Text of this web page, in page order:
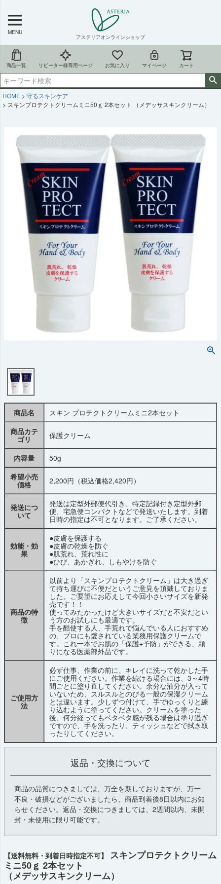
MENU
アステリアオンラインショップ
商品一覧 リピーター様専用ページ お気に入り マイページ カート
HOME
守るスキンケア
スキンプロテクトクリームミニ50ｇ 2本セット （メデッサスキンクリーム）
商品名
スキン プロテクトクリームミニ2本セット
商品カテ
ゴリ
保護クリーム
内容量
50g
希望小売
価格
2,200円（税込価格2,420円）
発送につ
いて
発送は定型外郵便代引き、特定記録付き定型外郵
便、宅急便コンパクトなどで発送いたします。到着
日時の指定は不可となります。ご了承ください。
効能・効
果
●皮膚を保護する
●皮膚の乾燥を防ぐ
●肌荒れ、荒れ性に
●ひび、あかぎれ、しもやけを防ぐ
商品の特
徴
以前より「スキンプロテクトクリーム」は大き過ぎ
て持ち運びに不便だというご意見を頂戴しておりま
した。ご要望にお応えして今回小さいサイズを新発
売です！！
使ってみたかったけど大きいサイズだと不安だとい
う方のお試しにも最適です。
手を酷使する人、手荒れで悩んでいる人におすすめ
の、プロにも愛されている業務用保護クリームで
す。これ一本でお肌の「保護+予防」ができる、頼
りになる医薬部外品です。
ご使用方
法
必ず仕事、作業の前に、キレイに洗って乾かした手
にご使用ください。作業を続ける場合には、3～4時
間ごとに塗り直してください。余分な油分が入って
いないため、スルスルとのびる一般の保湿クリーム
とは違います。少しずつ付けて、手でゆっくりと練
り込むように塗ってください。クリームを塗った
後、何分経ってもベタベタ感が残る場合は塗り過ぎ
ですので、手を洗ったり、ティッシュなどで拭き取
ったりしてください。
返品・交換について
商品の品質につきましては、万全を期しておりますが、万一
不良・破損などがございましたら、商品到着後8日以内にお知
らせください。返品・交換につきましては、2週間以内、未開
封・未使用に限り可能です。
【送料無料・到着日時指定不可】
スキンプロテクトクリーム
ミニ50ｇ 2本セット
（メデッサスキンクリーム）